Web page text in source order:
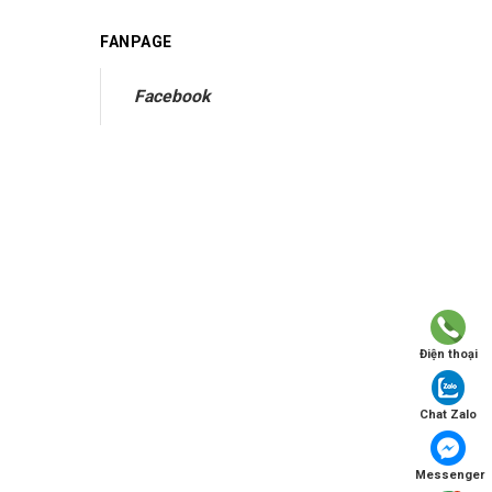
FANPAGE
Facebook
Điện thoại
Chat Zalo
Messenger